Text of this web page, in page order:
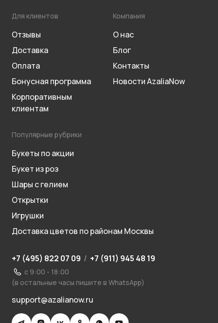
Для клиентов
Отзывы
Доставка
Оплата
Бонусная программа
Корпоративным
клиентам
Компания
О нас
Блог
Контакты
Новости AzaliaNow
Популярные рубрики
Букеты по акции
Букет из роз
Шары с гелием
Открытки
Игрушки
Доставка цветов по районам Москвы
+7 (495) 822 07 09 / +7 (911) 945 48 19
с 9:00 - 18:00
(в остальные часы пишите в WhatsApp)
support@azalianow.ru